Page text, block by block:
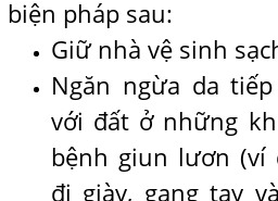
biện pháp sau:
Giữ nhà vệ sinh
Ngăn ngừa da
với đất ở những
bệnh giun lươn (ví
đi giày, gang tay